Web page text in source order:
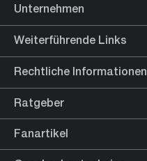
Unternehmen
Weiterführende Links
Rechtliche Informationen
Ratgeber
Fanartikel